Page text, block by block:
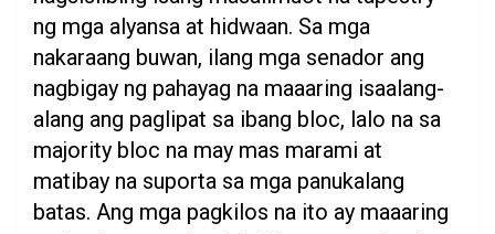
ng mga alyansa at hidwaan. Sa mga
nakaraang buwan, ilang mga senador ang
nagbigay ng pahayag na maaaring isaalang-
alang ang paglipat sa ibang bloc, lalo na sa
majority bloc na may mas marami at
matibay na suporta sa mga panukalang
batas. Ang mga pagkilos na ito ay maaaring